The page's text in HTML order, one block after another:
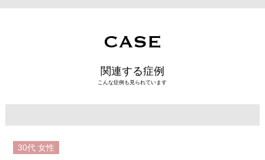
CASE
関連する症例
こんな症例も見られています
30代 女性